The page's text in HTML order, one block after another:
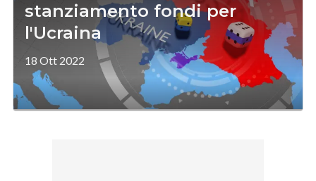
stanziamento fondi per
l'Ucraina
18 Ott 2022